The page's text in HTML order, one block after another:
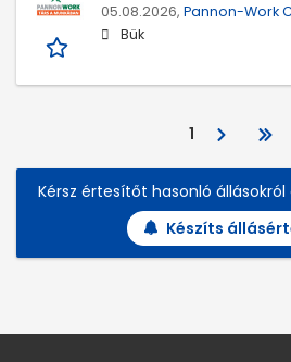
05.08.2026, Pannon-Work
Bük
1
Kérsz értesítőt hasonló
Készíts